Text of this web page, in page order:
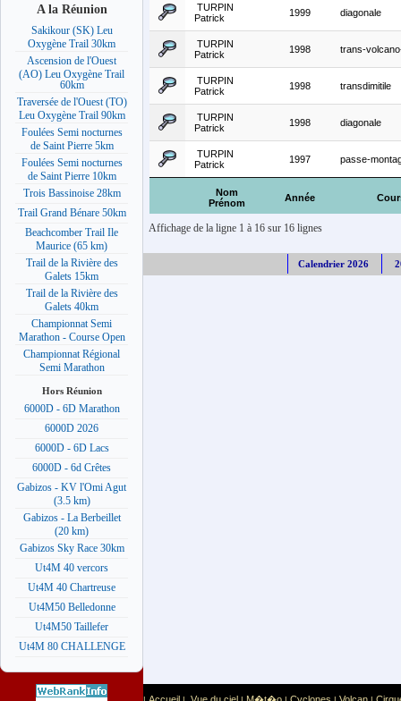
A la Réunion
Sakikour (SK) Leu
Oxygène Trail 30km
Ascension de l'Ouest
(AO) Leu Oxygène Trail
60km
Traversée de l'Ouest (TO)
Leu Oxygène Trail 90km
Foulées Semi nocturnes
de Saint Pierre 5km
Foulées Semi nocturnes
de Saint Pierre 10km
Trois Bassinoise 28km
Trail Grand Bénare 50km
Beachcomber Trail Ile
Maurice (65 km)
Trail de la Rivière des
Galets 15km
Trail de la Rivière des
Galets 40km
Championnat Semi
Marathon - Course Open
Championnat Régional
Semi Marathon
Hors Réunion
6000D - 6D Marathon
6000D 2026
6000D - 6D Lacs
6000D - 6d Crêtes
Gabizos - KV l'Omi Agut
(3.5 km)
Gabizos - La Berbeillet
(20 km)
Gabizos Sky Race 30km
Ut4M 40 vercors
Ut4M 40 Chartreuse
Ut4M50 Belledonne
Ut4M50 Taillefer
Ut4M 80 CHALLENGE
Nom
Prénom
Année
TURPIN
Patrick
1999 diagonale
TURPIN
Patrick
1998 trans-
TURPIN
Patrick
1998 transdimitile
TURPIN
Patrick
1998 diagonale
TURPIN
Patrick
1997 passe-
Affichage de la ligne 1 à 16 sur 16 lignes
Calendrier 2026